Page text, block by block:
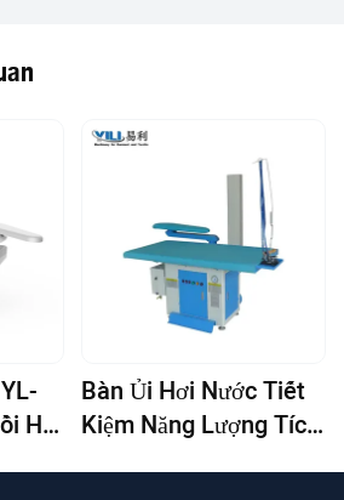
Hơi
Bàn Ủi Hơi Nước Tiết
Kiệm Năng Lượng Tích